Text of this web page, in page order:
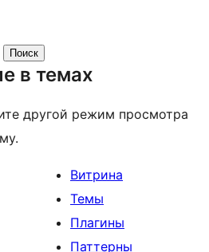
в темах
другой режим просмотра
Витрина
Темы
Плагины
Паттерны